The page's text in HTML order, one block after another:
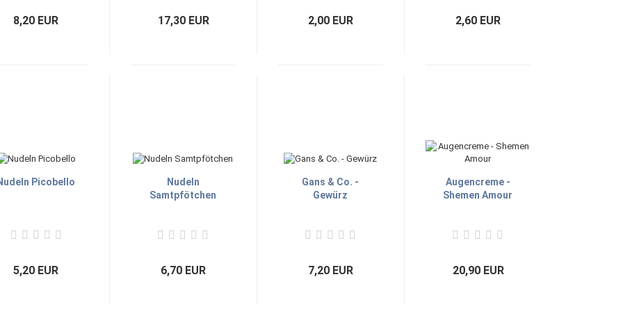
8,20 EUR 17,30 EUR 2,00 EUR 2,60 EUR
Picobello
5,20 EUR
Nudeln
Samtpfötchen
6,70 EUR
Gans & Co. -
Gewürz
7,20 EUR
Augencreme -
Shemen Amour
20,90 EUR